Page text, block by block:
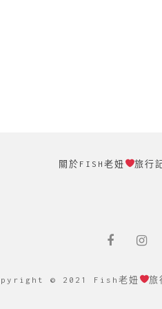
關於FISH老妞 旅行
© 2021 Fish老妞